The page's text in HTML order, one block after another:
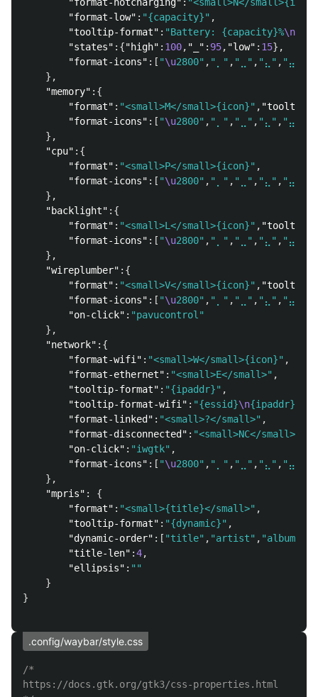
"format-low" : "{capacity}" ,
"tooltip-format" : "Battery: {capacity}%\n
"states" :{"high" : 100, "_" : 95, "low" : 15},
"format-icons" :[ "\u2800" , "⡀" , "⣀" , "⣄" , "⣤"
},
"memory" :{
"format" : "<small>M</small>{icon}" , "tooltip-
"format-icons" :[ "\u2800" , "⡀" , "⣀" , "⣄" , "⣤"
},
"cpu" :{
"format" : "<small>P</small>{icon}" ,
"format-icons" :[ "\u2800" , "⡀" , "⣀" , "⣄" , "⣤"
},
"backlight" :{
"format" : "<small>L</small>{icon}" , "tooltip-
"format-icons" :[ "\u2800" , "⡀" , "⣀" , "⣄" , "⣤"
},
"wireplumber" :{
"format" : "<small>V</small>{icon}" , "tooltip-
"format-icons" :[ "\u2800" , "⡀" , "⣀" , "⣄" , "⣤"
"on-click" : "pavucontrol"
},
"network" :{
"format-wifi" : "<small>W</small>{icon}" ,
"format-ethernet" : "<small>E</small>" ,
"tooltip-format" : "{ipaddr}" ,
"tooltip-format-wifi" : "{essid}\n{ipaddr}"
"format-linked" : "<small>?</small>" ,
"format-disconnected" : "<small>NC</small>"
"on-click" : "iwgtk" ,
"format-icons" :[ "\u2800" , "⡀" , "⣀" , "⣄" , "⣤"
},
"mpris" :
{
"format" : "<small>{title}</small>" ,
"tooltip-format" : "{dynamic}" ,
"dynamic-order" :[ "title" , "artist" , "album"
"title-len" :4,
"ellipsis" : ""
}
}
.config/waybar/style.css
/*
https://docs.gtk.org/gtk3/css-properties.html